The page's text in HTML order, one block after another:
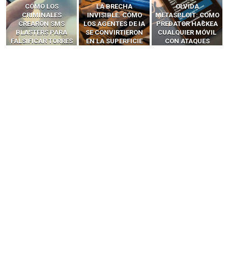
LA BRECHA
INVISIBLE: CÓMO
LOS AGENTES DE IA
SE CONVIRTIERON
EN LA SUPERFICIE
OLVIDA
METASPLOIT: CÓMO
PREDATOR HACKEA
CUALQUIER MÓVIL
CON ATAQUES
CÓMO LOS HACKERS
INTERCEPTAN OTPS
Y LLAMADAS
MÓVILES SIN
‘HACKEAR’ — EL